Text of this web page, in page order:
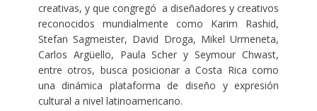
creativas, y que congregó a diseñadores y creativos
reconocidos mundialmente como Karim Rashid,
Stefan Sagmeister, David Droga, Mikel Urmeneta,
Carlos Argüello, Paula Scher y Seymour Chwast,
entre otros, busca posicionar a Costa Rica como
una dinámica plataforma de diseño y expresión
cultural a nivel latinoamericano.